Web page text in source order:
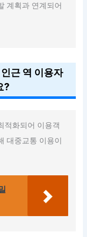
계획과 연계되어
근 역 이용자
?
적화되어 이용객
대중교통 이용이